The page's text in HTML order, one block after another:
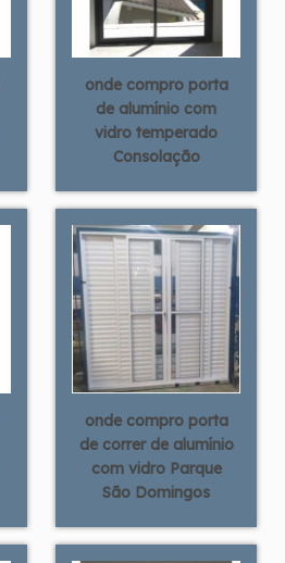
onde compro porta
de alumínio com
vidro temperado
Consolação
onde compro porta
de correr de alumínio
com vidro Parque
São Domingos